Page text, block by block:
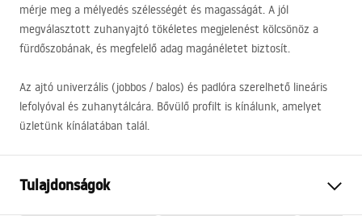
mérje meg a mélyedés szélességét és magasságát. A jól
megválasztott zuhanyajtó tökéletes megjelenést kölcsönöz a
fürdőszobának, és megfelelő adag magánéletet biztosít.
Az ajtó univerzális (jobbos / balos) és padlóra szerelhető lineáris
lefolyóval és zuhanytálcára. Bővülő profilt is kínálunk, amelyet
üzletünk kínálatában talál.
Tulajdonságok